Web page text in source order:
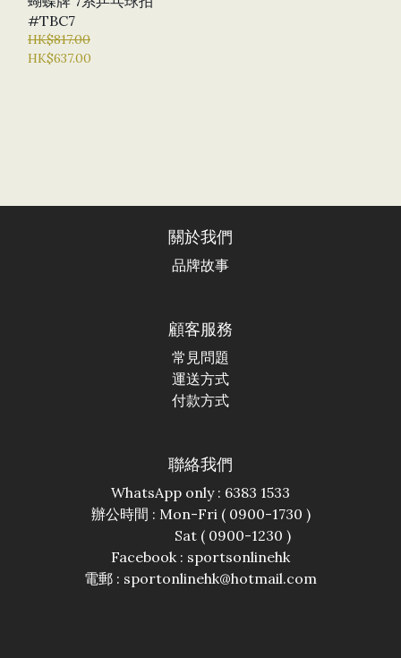
#TBC7
HK$817.00
HK$637.00
關於我們
品牌故事
顧客服務
常見問題
運送方式
付款方式
聯絡我們
WhatsApp only : 6383 1533
辦公時間 : Mon-Fri ( 0900-1730 )
Sat ( 0900-1230 )
Facebook : sportsonlinehk
電郵 : sportonlinehk@hotmail.com